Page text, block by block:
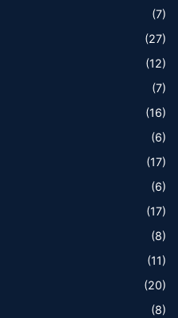
(7)
(27)
(12)
(7)
(16)
(6)
(17)
(6)
(17)
(8)
(11)
(20)
(8)